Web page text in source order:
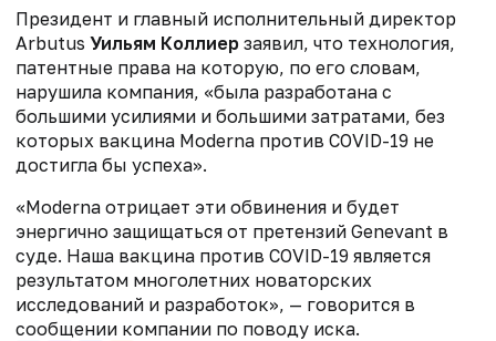
Президент и главный исполнительный директор
Arbutus Уильям Коллиер заявил, что технология,
патентные права на которую, по его словам,
нарушила компания, «была разработана с
большими усилиями и большими затратами, без
которых вакцина Moderna против COVID-19 не
достигла бы успеха».
«Moderna отрицает эти обвинения и будет
энергично защищаться от претензий Genevant в
суде. Наша вакцина против COVID-19 является
результатом многолетних новаторских
исследований и разработок», — говорится в
сообщении компании по поводу иска.